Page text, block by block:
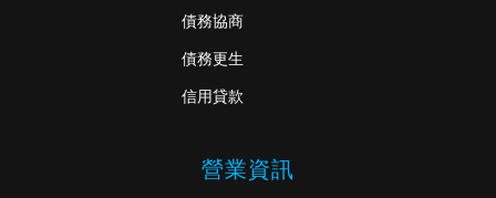
債務協商
債務更生
信用貸款
營業資訊